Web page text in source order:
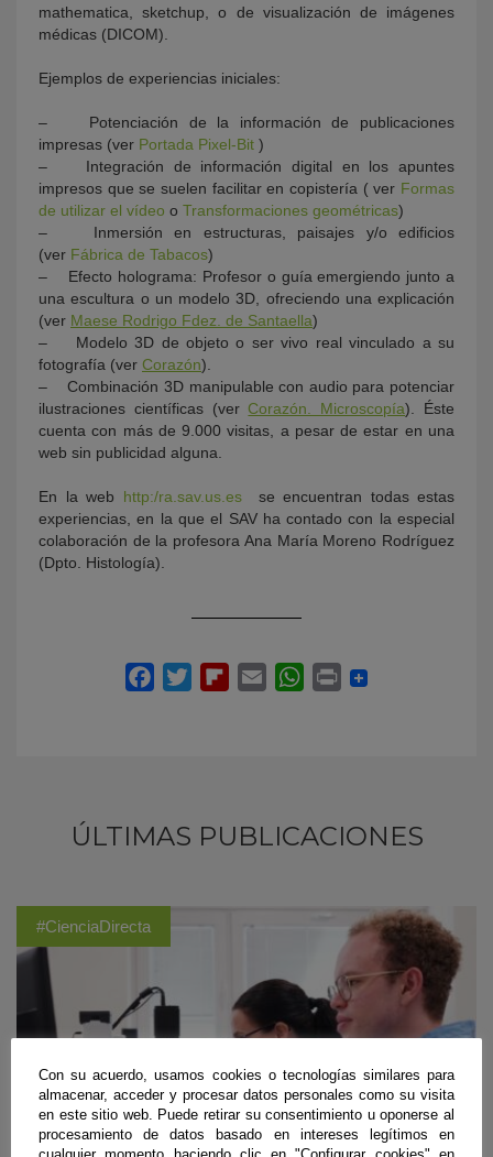
mathematica, sketchup, o de visualización de imágenes
médicas (DICOM).
Ejemplos de experiencias iniciales:
– Potenciación de la información de publicaciones
impresas (ver Portada Pixel-Bit )
– Integración de información digital en los apuntes
impresos que se suelen facilitar en copistería ( ver Formas
de utilizar el vídeo o Transformaciones geométricas)
– Inmersión en estructuras, paisajes y/o edificios
(ver Fábrica de Tabacos)
– Efecto holograma: Profesor o guía emergiendo junto a
una escultura o un modelo 3D, ofreciendo una explicación
(ver Maese Rodrigo Fdez. de Santaella)
– Modelo 3D de objeto o ser vivo real vinculado a su
fotografía (ver Corazón).
– Combinación 3D manipulable con audio para potenciar
ilustraciones científicas (verCorazón. Microscopía). Éste
cuenta con más de 9.000 visitas, a pesar de estar en una
web sin publicidad alguna.
En la web http:/ra.sav.us.esse encuentran todas estas
experiencias, en la que el SAV ha contado con la especial
colaboración de la profesora Ana María Moreno Rodríguez
(Dpto. Histología).
ÚLTIMAS PUBLICACIONES
#CienciaDirecta
Con su acuerdo, usamos cookies o tecnologías similares para
almacenar, acceder y procesar datos personales como su visita
en este sitio web. Puede retirar su consentimiento u oponerse al
procesamiento de datos basado en intereses legítimos en
cualquier momento haciendo clic en "Configurar cookies" en